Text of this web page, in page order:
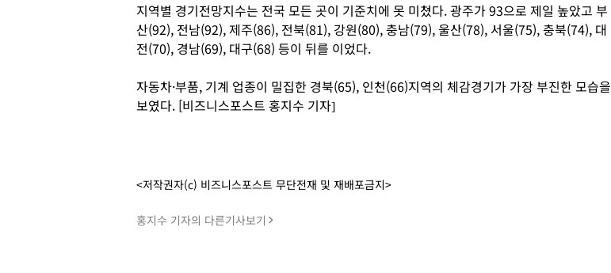
지역별 경기전망지수는 전국 모든 곳이 기준치에 못 미쳤다. 광주가 93으로 제일 높았고 부
산(92), 전남(92), 제주(86), 전북(81), 강원(80), 충남(79), 울산(78), 서울(75), 충북(74), 대
전(70), 경남(69), 대구(68) 등이 뒤를 이었다.
자동차·부품, 기계 업종이 밀집한 경북(65), 인천(66)지역의 체감경기가 가장 부진한 모습을
보였다. [비즈니스포스트 홍지수 기자]
<저작권자(c) 비즈니스포스트 무단전재 및 재배포금지>
홍지수 기자의 다른기사보기